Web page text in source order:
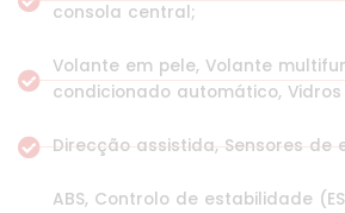
consola central;
Volante em pele, Volante
condicionado automático,
Direcção assistida, Sensores de
ABS, Controlo de estabilidade